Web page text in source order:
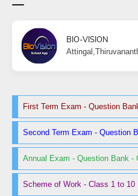
BIO-VISION
First Term Exam - Question
Second Term Exam - Question
Annual Exam - Question Bank -
Scheme of Work - Class 1 to 10